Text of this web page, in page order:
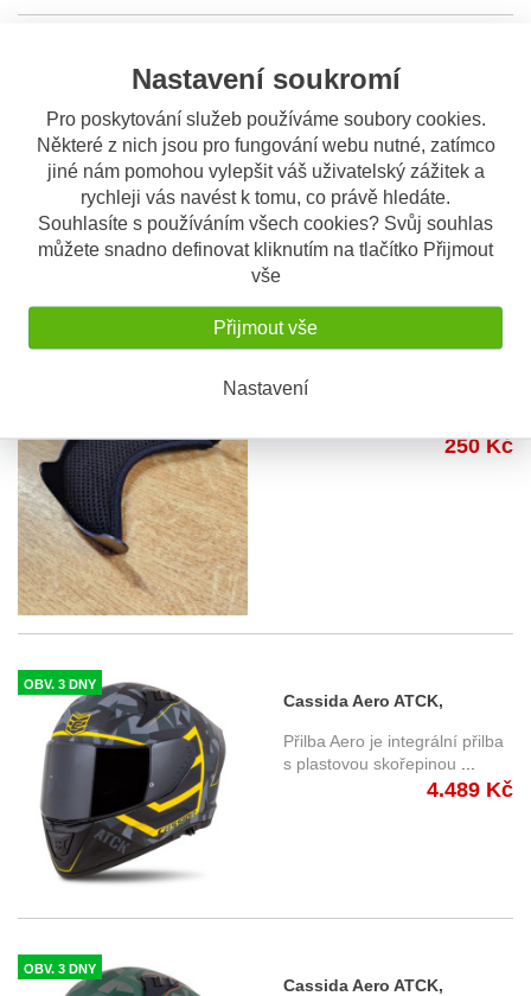
Nastavení soukromí
Pro poskytování služeb používáme soubory cookies.
Některé z nich jsou pro fungování webu nutné, zatímco
jiné nám pomohou vylepšit váš uživatelský zážitek a
rychleji vás navést k tomu, co právě hledáte.
Souhlasíte s používáním všech cookies? Svůj souhlas
můžete snadno definovat kliknutím na tlačítko Přijmout
vše
Přijmout vše
Nastavení
Bluetooth headset pro
uzavřené a otevřené přilby
Interphone U-COM8R, Twin
Pack
Popis produktu: Interphone U-
COM 8R představuje mod...
9.999 Kč
Bradový deflektor X-lite X-
Protector X701/602 Balení 1
250 Kč
OBV. 3 DNY
Cassida Aero ATCK,
integrální přilba (2004) čedá
camo
Přilba Aero je integrální přilba
s plastovou skořepinou
4.489 Kč
OBV. 3 DNY
Cassida Aero ATCK,